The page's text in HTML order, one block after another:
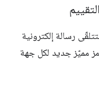
رسالة إلكترونية
مميّز جديد لكل جهة